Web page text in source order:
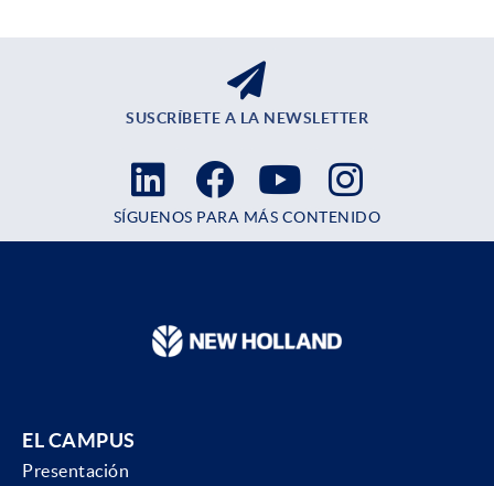
SUSCRÍBETE A LA NEWSLETTER
SÍGUENOS PARA MÁS CONTENIDO
EL CAMPUS
Presentación